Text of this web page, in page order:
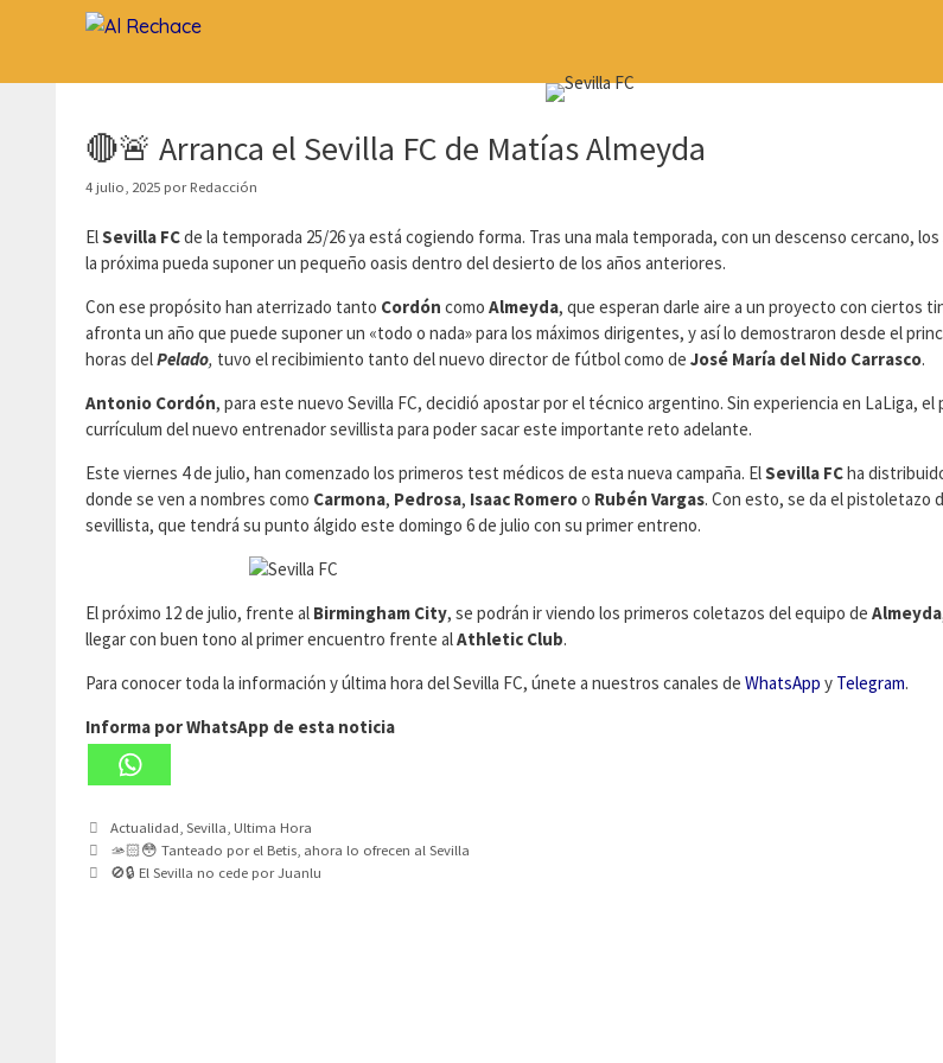
🔴🚨 Arranca el Sevilla FC de Matías Almeyda
4 julio, 2025 porRedacción
ElSevilla FCde la temporada 25/26 ya está cogiendo forma. Tras una mala temporada, con un descenso cercano,
la próxima pueda suponer un pequeño oasis dentro del desierto de los años anteriores.
Con ese propósito han aterrizado tanto Cordón como Almeyda, que esperan darle aire a un proyecto con ciertos
afronta un año que puede suponer un «todo o nada» para los máximos dirigentes, y así lo demostraron desde el
horas delPelado, tuvo el recibimiento tanto del nuevo director de fútbol como de José María del Nido Carrasco.
Antonio Cordón, para este nuevo Sevilla FC, decidió apostar por el técnico argentino. Sin experiencia en LaLiga, el
currículum del nuevo entrenador sevillista para poder sacar este importante reto adelante.
Este viernes 4 de julio, han comenzado los primeros test médicos de esta nueva campaña. ElSevilla FCha
donde se ven a nombres como Carmona, Pedrosa, Isaac Romeroo Rubén Vargas. Con esto, se da el pistoletazo
sevillista, que tendrá su punto álgido este domingo 6 de julio con su primer entreno.
El próximo 12 de julio, frente al Birmingham City, se podrán ir viendo los primeros coletazos del equipo de Almeyda
llegar con buen tono al primer encuentro frente alAthletic Club.
Para conocer toda la información y última hora del Sevilla FC, únete a nuestros canales de WhatsApp y Telegram.
Informa por WhatsApp de esta noticia
Categorías
Actualidad Sevilla Ultima Hora
🫴🏻😳 Tanteado por el Betis, ahora lo ofrecen al Sevilla
🚫🔒 El Sevilla no cede por Juanlu